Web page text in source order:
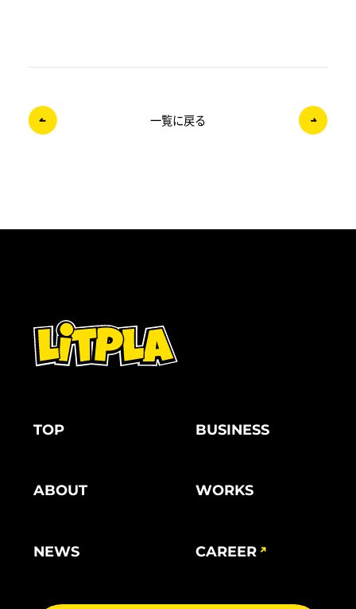
一覧に戻る
TOP BUSINESS
ABOUT WORKS
NEWS CAREER